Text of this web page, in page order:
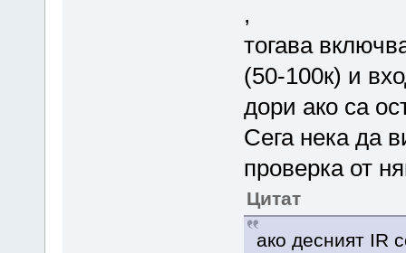
,
тогава
(50-100к) и
дори ако са
Сега нека да
проверка от
Цитат
ако десният IR